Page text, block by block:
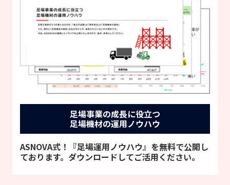
足場事業の成長に役立つ
足場機材の運用ノウハウ
ASNOVA式！『足場運用ノウハウ』を無料で公開し
ております。ダウンロードしてご活用ください。